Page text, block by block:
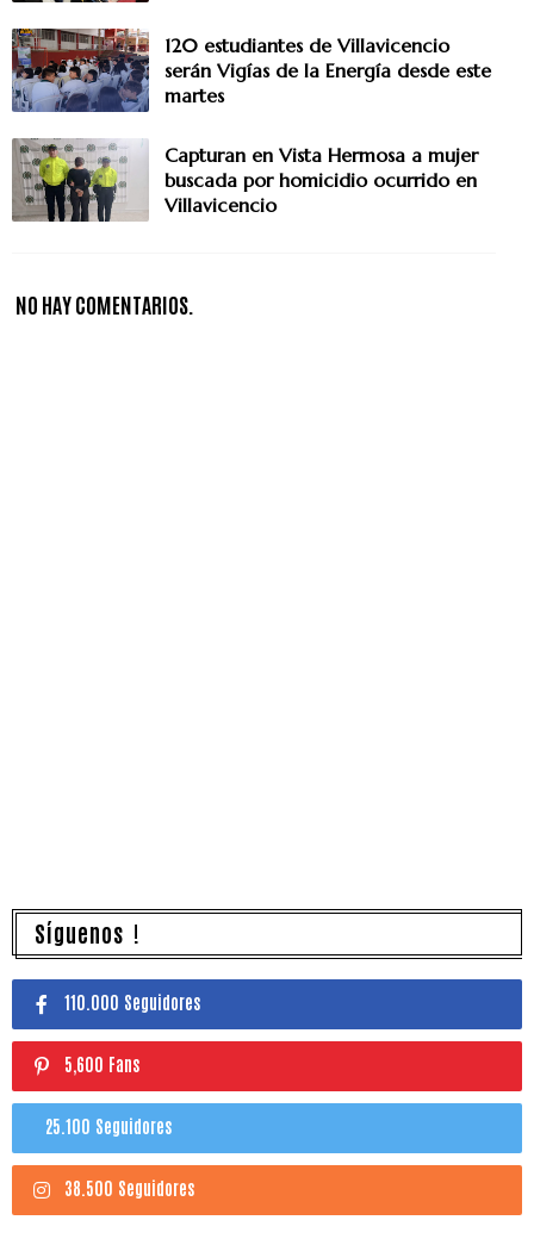
120 estudiantes de Villavicencio
serán Vigías de la Energía desde este
martes
Capturan en Vista Hermosa a mujer
buscada por homicidio ocurrido en
Villavicencio
NO HAY COMENTARIOS.
Síguenos !
110.000 Seguidores
5,600 Fans
25.100 Seguidores
38.500 Seguidores